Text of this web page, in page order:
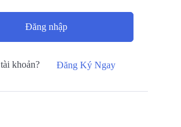
Đăng nhập
khoản? Đăng Ký Ngay